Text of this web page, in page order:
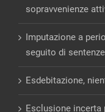
sopravvenienze
Imputazione a
seguito di
Esdebitazione,
Esclusione incerta